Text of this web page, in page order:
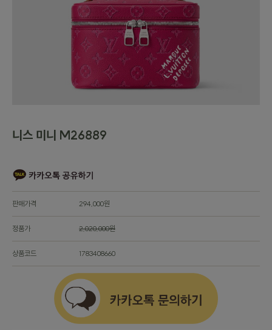
니스 미니 M26889
판매가격 294,000원
정품가 2,020,000원
상품코드 1783408660